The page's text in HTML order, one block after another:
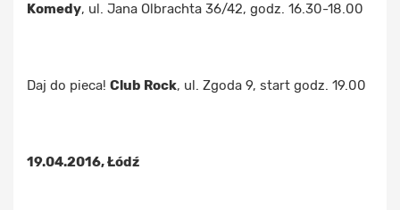
Komedy, ul. Jana Olbrachta 36/42, godz. 16.30-18.00
Daj do pieca! Club Rock, ul. Zgoda 9, start godz. 19.00
19.04.2016, Łódź